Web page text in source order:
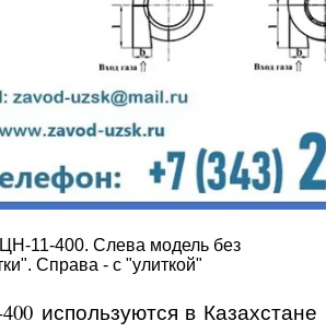
11-400. Слева модель без
Справа - с "улиткой"
используются в Казахстане